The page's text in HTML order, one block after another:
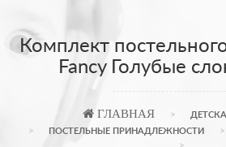
Комплект
Fancy Голубые
ГЛАВНАЯ
ПОСТЕЛЬНЫЕ ПРИНАДЛЕЖНОСТИ